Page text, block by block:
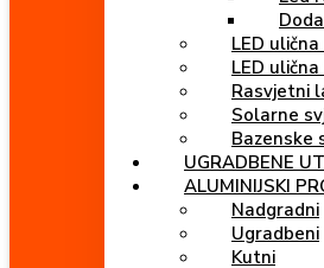
LED
LED
Rasvjetni
Solarne
Bazenske
UGRADBENE
ALUMINIJSKI
Nadgradni
Ugradbeni
Kutni